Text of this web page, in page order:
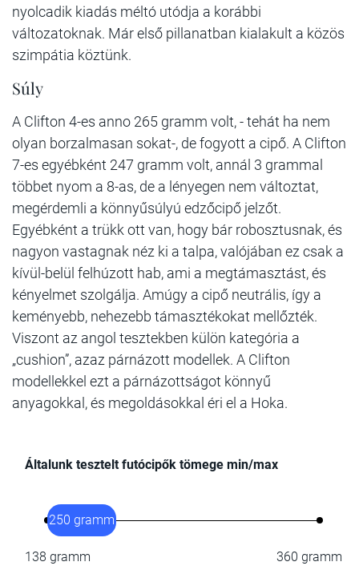
nyolcadik kiadás méltó utódja a korábbi
változatoknak. Már első pillanatban kialakult a közös
szimpátia köztünk.
Súly
A Clifton 4-es anno 265 gramm volt, - tehát ha nem
olyan borzalmasan sokat-, de fogyott a cipő. A Clifton
7-es egyébként 247 gramm volt, annál 3 grammal
többet nyom a 8-as, de a lényegen nem változtat,
megérdemli a könnyűsúlyú edzőcipő jelzőt.
Egyébként a trükk ott van, hogy bár robosztusnak, és
nagyon vastagnak néz ki a talpa, valójában ez csak a
kívül-belül felhúzott hab, ami a megtámasztást, és
kényelmet szolgálja. Amúgy a cipő neutrális, így a
keményebb, nehezebb támasztékokat mellőzték.
Viszont az angol tesztekben külön kategória a
„cushion”, azaz párnázott modellek. A Clifton
modellekkel ezt a párnázottságot könnyű
anyagokkal, és megoldásokkal éri el a Hoka.
Általunk tesztelt futócipők tömege min/max
138 gramm
250 gramm
360 gramm